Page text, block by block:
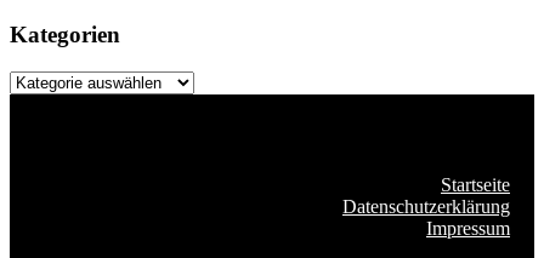
Kategorien
Kategorien
Startseite
Datenschutzerklärung
Impressum